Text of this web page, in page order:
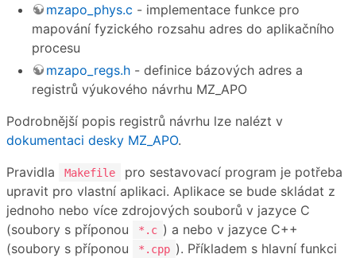
mzapo_phys.c - implementace funkce pro
mapování fyzického rozsahu adres do aplikačního
procesu
mzapo_regs.h - definice bázových adres a
registrů výukového návrhu MZ_APO
Podrobnější popis registrů návrhu lze nalézt v
dokumentaci desky MZ_APO.
Pravidla
Makefile
pro sestavovací program je potřeba
upravit pro vlastní aplikaci. Aplikace se bude skládat z
jednoho nebo více zdrojových souborů v jazyce C
(soubory s příponou
*.c ) a nebo v jazyce C++
(soubory s příponou
*.cpp ). Příkladem s hlavní funkci